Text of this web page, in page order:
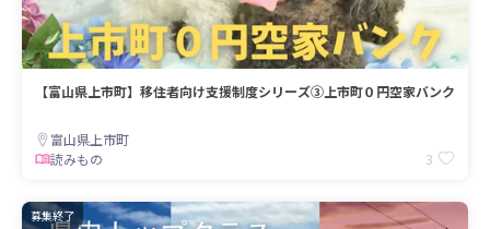
【富山県上市町】移住者向け支援制度シリーズ③上市町０円空家バンク
富山県上市町
読みもの
3
募集終了